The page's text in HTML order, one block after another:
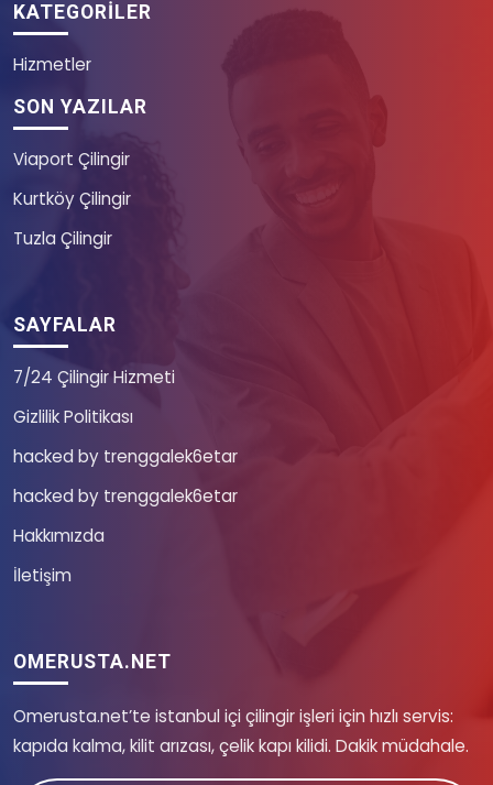
KATEGORILER
Hizmetler
SON YAZILAR
Viaport Çilingir
Kurtköy Çilingir
Tuzla Çilingir
SAYFALAR
7/24 Çilingir Hizmeti
Gizlilik Politikası
hacked by trenggalek6etar
hacked by trenggalek6etar
Hakkımızda
İletişim
OMERUSTA.NET
Omerusta.net’te istanbul içi çilingir işleri için hızlı servis:
kapıda kalma, kilit arızası, çelik kapı kilidi. Dakik müdahale.